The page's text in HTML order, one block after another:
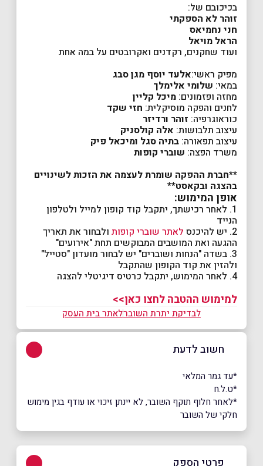
בכיכובם של:
זוהר לא הספקתי
חני נחמיאס
הראל מויאל
ועוד שחקנים, רקדנים ואקרובטים על במה אחת
מפיק ראשי:אלעד יוסף מגן סבג
במאי: שלומי אלימלך
מחזה ופזמונים: מיכל קליין
לחנים והפקה מוסיקלית: חזי שקד
כוראוגרפיה: זוהר ורדיזר
עיצוב תלבושות: אלה קולסניק
עיצוב תפאורה: בתיה סגל ומיכאל פיק
משרד הפצה: שוברי קופות
**חברת ההפקה שומרת לעצמה את הזכות לשינויים
בהצגה ובקאסט**
אופן המימוש:
1. לאחר רכישתך, יתקבל קוד קופון למייל ולטלפון
הנייד
2. יש להיכנס לאתר שוברי קופות ולבחור את תאריך
ההגעה ואת המושבים המבוקשים תחת "אירועים"
3. בשדה "הנחות ושוברים" יש לבחור מועדון "סטייל"
ולהזין את קוד הקופון שהתקבל
4. לאחר המימוש, יתקבל כרטיס דיגיטלי להצגה
למימוש ההטבה לחצו כאן>>
לבדיקת יתרת השוברלאתר בית העסק
חשוב לדעת
*עד גמר המלאי
*ט.ל.ח
*לאחר חלוף תוקף השובר, לא יינתן זיכוי או עודף בגין מימוש
חלקי של השובר